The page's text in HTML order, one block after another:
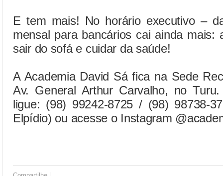
E tem mais! No horário executivo –
mensal para bancários cai ainda mais:
sair do sofá e cuidar da saúde!
A Academia David Sá fica na Sede
Av. General Arthur Carvalho, no
ligue: (98) 99242-8725 / (98) 98738-
Elpídio) ou acesse o Instagram